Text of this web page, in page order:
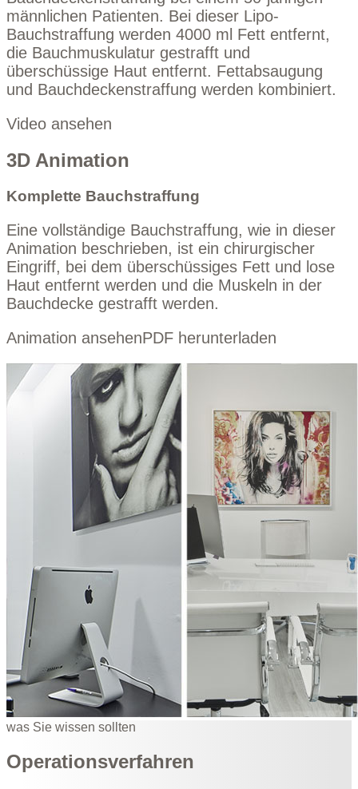
männlichen Patienten. Bei dieser Lipo-
Bauchstraffung werden 4000 ml Fett entfernt,
die Bauchmuskulatur gestrafft und
überschüssige Haut entfernt. Fettabsaugung
und Bauchdeckenstraffung werden kombiniert.
Video ansehen
3D Animation
Komplette Bauchstraffung
Eine vollständige Bauchstraffung, wie in dieser
Animation beschrieben, ist ein chirurgischer
Eingriff, bei dem überschüssiges Fett und lose
Haut entfernt werden und die Muskeln in der
Bauchdecke gestrafft werden.
Animation ansehenPDF herunterladen
was Sie wissen sollten
Operationsverfahren